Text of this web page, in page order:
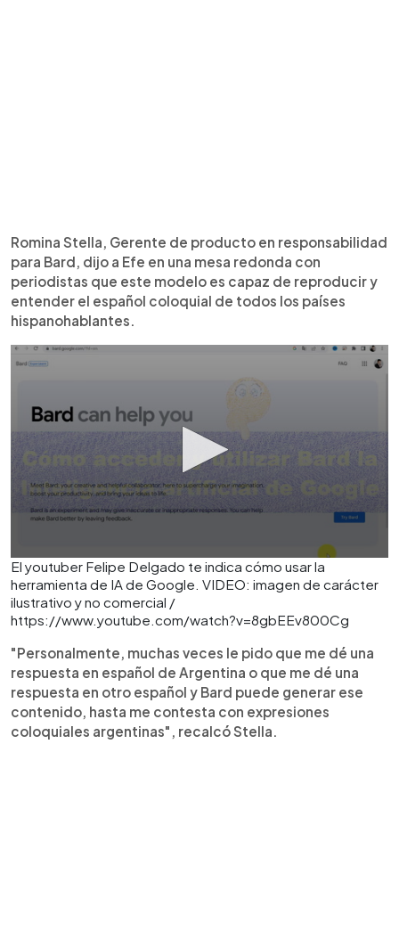
Romina Stella, Gerente de producto en responsabilidad
para Bard, dijo a Efe en una mesa redonda con
periodistas que este modelo es capaz de reproducir y
entender el español coloquial de todos los países
hispanohablantes.
El youtuber Felipe Delgado te indica cómo usar la
herramienta de IA de Google. VIDEO: imagen de carácter
ilustrativo y no comercial /
https://www.youtube.com/watch?v=8gbEEv800Cg
"Personalmente, muchas veces le pido que me dé una
respuesta en español de Argentina o que me dé una
respuesta en otro español y Bard puede generar ese
contenido, hasta me contesta con expresiones
coloquiales argentinas", recalcó Stella.